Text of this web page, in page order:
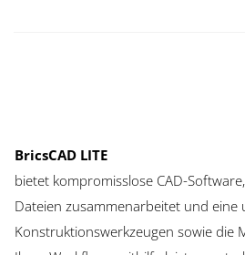
BricsCAD LITE
bietet kompromisslose CAD-
Dateien zusammenarbeitet und eine
Konstruktionswerkzeugen sowie die